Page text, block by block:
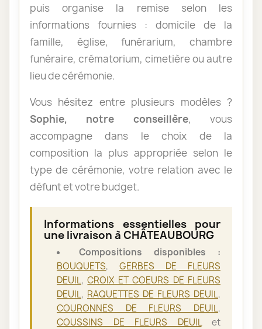
puis organise la remise selon les
informations fournies : domicile de la
famille, église, funérarium, chambre
funéraire, crématorium, cimetière ou autre
lieu de cérémonie.
Vous hésitez entre plusieurs modèles ?
Sophie, notre conseillère, vous
accompagne dans le choix de la
composition la plus appropriée selon le
type de cérémonie, votre relation avec le
défunt et votre budget.
Informations essentielles pour
une livraison à CHÂTEAUBOURG
Compositions disponibles :
BOUQUETS, GERBES DE FLEURS
DEUIL,CROIX ET COEURS DE FLEURS
DEUIL, RAQUETTES DE FLEURS DEUIL,
COURONNES DE FLEURS DEUIL,
COUSSINS DE FLEURS DEUILet